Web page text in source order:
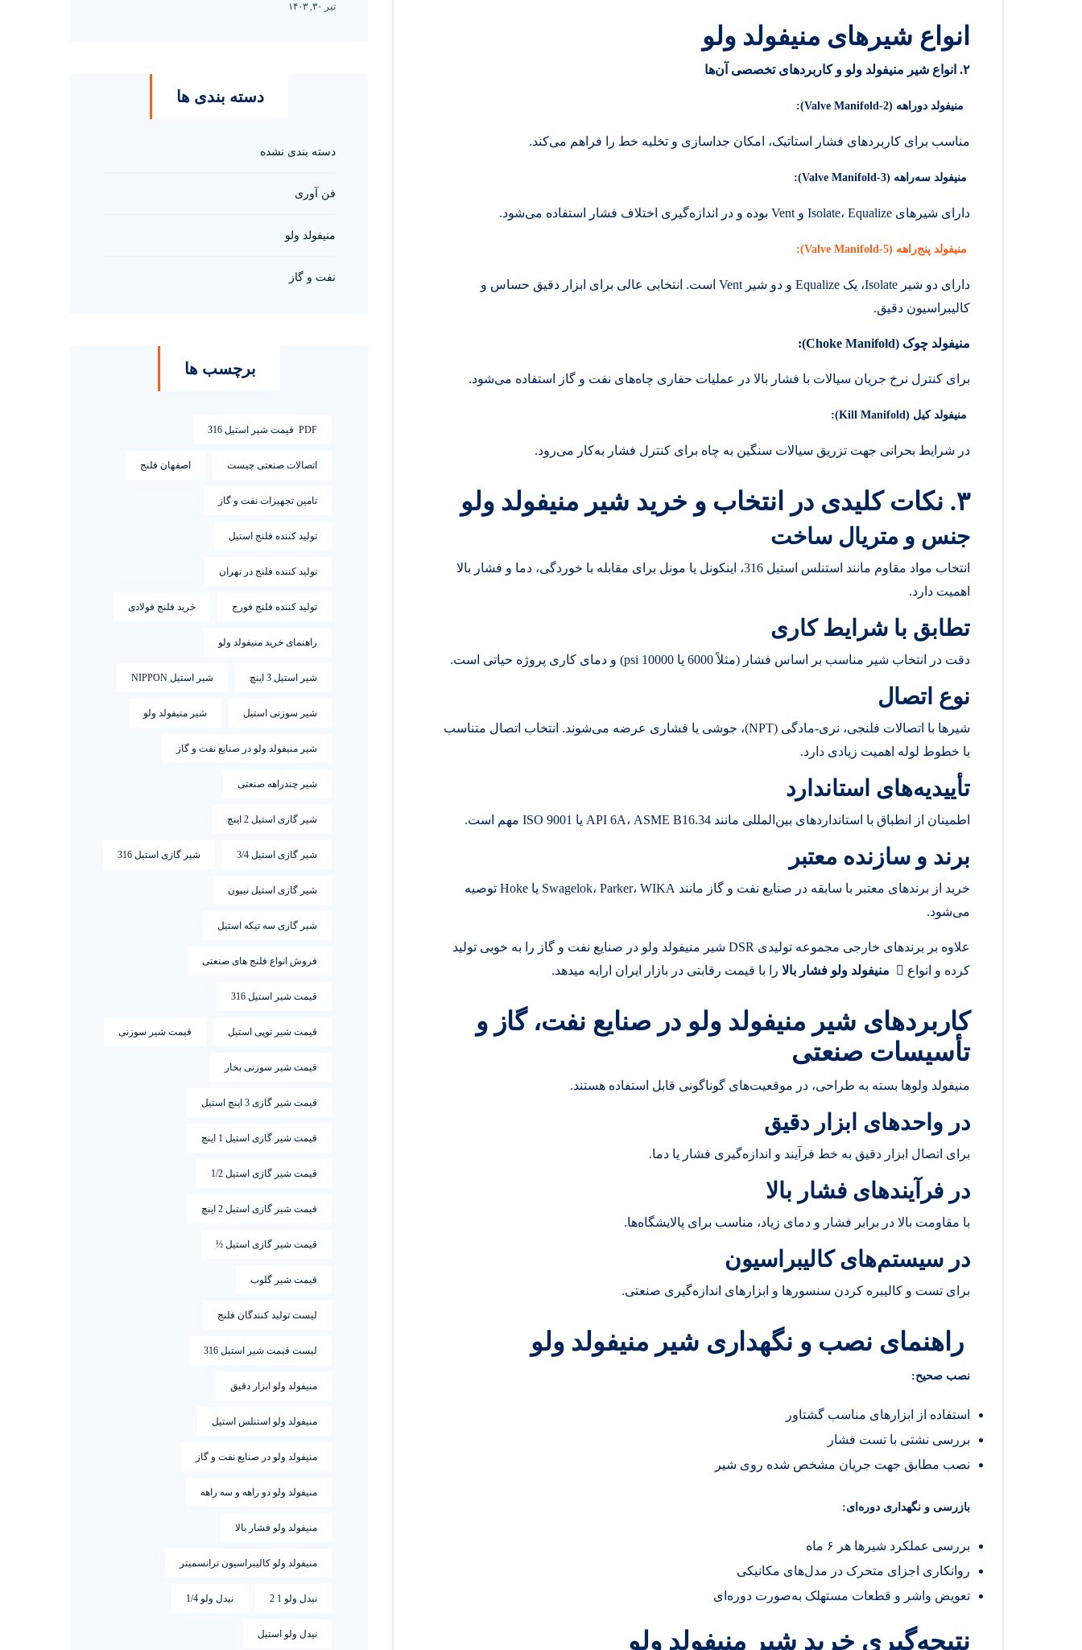
انواع شیرهای منیفولد ولو
۲. انواع شیر منیفولد ولو و کاربردهای تخصصی آن‌ها
منیفولد دو‌راهه (2-Valve Manifold):
مناسب برای کاربردهای فشار استاتیک، امکان جداسازی و تخلیه خط را فراهم می‌کند.
منیفولد سه‌راهه (3-Valve Manifold):
دارای شیرهای Isolate، Equalize و Vent بوده و در اندازه‌گیری اختلاف فشار استفاده می‌شود.
منیفولد پنج‌راهه (5-Valve Manifold):
دارای دو شیر Isolate، یک Equalize و دو شیر Vent است. انتخابی عالی برای ابزار دقیق حساس و
کالیبراسیون دقیق.
منیفولد چوک (Choke Manifold):
برای کنترل نرخ جریان سیالات با فشار بالا در عملیات حفاری چاه‌های نفت و گاز استفاده می‌شود.
منیفولد کیل (Kill Manifold):
در شرایط بحرانی جهت تزریق سیالات سنگین به چاه برای کنترل فشار به‌کار می‌رود.
۳. نکات کلیدی در انتخاب و خرید شیر منیفولد ولو
جنس و متریال ساخت
انتخاب مواد مقاوم مانند استنلس استیل 316، اینکونل یا مونل برای مقابله با خوردگی، دما و فشار بالا
اهمیت دارد.
تطابق با شرایط کاری
دقت در انتخاب شیر مناسب بر اساس فشار (مثلاً 6000 یا 10000 psi) و دمای کاری پروژه حیاتی است.
نوع اتصال
شیرها با اتصالات فلنجی، نری-مادگی (NPT)، جوشی یا فشاری عرضه می‌شوند. انتخاب اتصال متناسب
با خطوط لوله اهمیت زیادی دارد.
تأییدیه‌های استاندارد
اطمینان از انطباق با استانداردهای بین‌المللی مانند API 6A، ASME B16.34 یا ISO 9001 مهم است.
برند و سازنده معتبر
خرید از برندهای معتبر با سابقه در صنایع نفت و گاز مانند Swagelok، Parker، WIKA یا Hoke توصیه
می‌شود.
علاوه بر برندهای خارجی مجموعه تولیدی DSR شیر منیفولد ولو در صنایع نفت و گاز را به خوبی تولید
کرده و انواع 
منیفولد ولو فشار بالا را با قیمت رقابتی در بازار ایران ارایه میدهد.
کاربردهای شیر منیفولد ولو در صنایع نفت، گاز و
تأسیسات صنعتی
منیفولد ولوها بسته به طراحی، در موقعیت‌های گوناگونی قابل استفاده هستند.
در واحدهای ابزار دقیق
برای اتصال ابزار دقیق به خط فرآیند و اندازه‌گیری فشار یا دما.
در فرآیندهای فشار بالا
با مقاومت بالا در برابر فشار و دمای زیاد، مناسب برای پالایشگاه‌ها.
در سیستم‌های کالیبراسیون
برای تست و کالیبره کردن سنسورها و ابزارهای اندازه‌گیری صنعتی.
راهنمای نصب و نگهداری شیر منیفولد ولو
نصب صحیح:
استفاده از ابزارهای مناسب گشتاور
بررسی نشتی با تست فشار
نصب مطابق جهت جریان مشخص شده روی شیر
بازرسی و نگهداری دوره‌ای:
بررسی عملکرد شیرها هر ۶ ماه
روانکاری اجزای متحرک در مدل‌های مکانیکی
تعویض واشر و قطعات مستهلک به‌صورت دوره‌ای
نتیجه‌گیری خرید شیر منیفولد ولو
تیر ۳۰, ۱۴۰۳
دسته بندی ها
دسته بندی نشده
فن آوری
منیفولد ولو
نفت و گاز
برچسب ها
PDF قیمت شیر استیل 316
اتصالات صنعتی چیست اصفهان فلنج
تامین تجهیزات نفت و گاز
تولید کننده فلنج استیل
تولید کننده فلنج در تهران
تولید کننده فلنج فورج خرید فلنج فولادی
راهنمای خرید منیفولد ولو
شیر استیل 3 اینچ شیر استیل NIPPON
شیر سوزنی استیل شیر منیفولد ولو
شیر منیفولد ولو در صنایع نفت و گاز
شیر چندراهه صنعتی
شیر گازی استیل 2 اینچ
شیر گازی استیل 3/4 شیر گازی استیل 316
شیر گازی استیل نیپون
شیر گازی سه تیکه استیل
فروش انواع فلنج های صنعتی
قیمت شیر استیل 316
قیمت شیر توپی استیل قیمت شیر سوزنی
قیمت شیر سوزنی بخار
قیمت شیر گازی 3 اینچ استیل
قیمت شیر گازی استیل 1 اینچ
قیمت شیر گازی استیل 1/2
قیمت شیر گازی استیل 2 اینچ
قیمت شیر گازی استیل ½
قیمت شیر گلوب
لیست تولید کنندگان فلنج
لیست قیمت شیر استیل 316
منیفولد ولو ابزار دقیق
منیفولد ولو استنلس استیل
منیفولد ولو در صنایع نفت و گاز
منیفولد ولو دو راهه و سه راهه
منیفولد ولو فشار بالا
منیفولد ولو کالیبراسیون ترانسمیتر
نیدل ولو 1 2 نیدل ولو 1/4
نیدل ولو استیل